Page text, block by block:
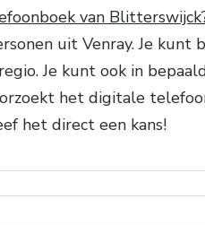
van
uit Venray. Je
Je kunt ook in
het digitale
het direct een kans!